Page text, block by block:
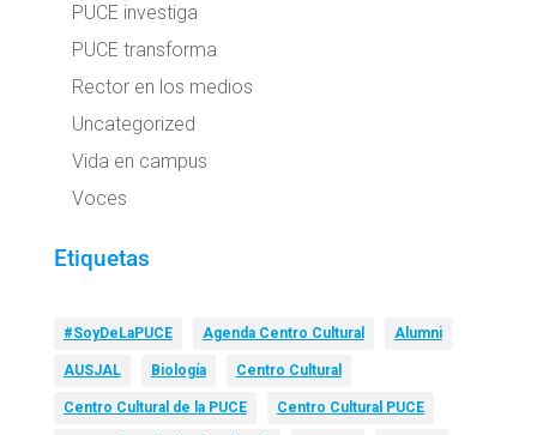
PUCE investiga
PUCE transforma
Rector en los medios
Uncategorized
Vida en campus
Voces
Etiquetas
#SoyDeLaPUCE Agenda Centro Cultural Alumni
AUSJAL Biología Centro Cultural
Centro Cultural de la PUCE Centro Cultural PUCE